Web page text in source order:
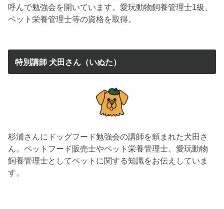
呼んで勉強会を開いています。愛玩動物飼養管理士1級、
ペット栄養管理士等の資格を取得。
特別講師 犬田さん（いぬた）
杉浦さんにドッグフード勉強会の講師を頼まれた犬田さ
ん。ペットフード販売士やペット栄養管理士、愛玩動物
飼養管理士としてペットに関する知識をお伝えしていま
す。